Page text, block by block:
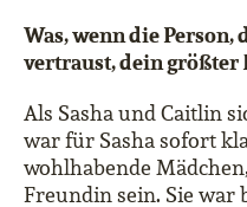
Was, wenn die Person,
vertraust, dein größter
Als Sasha und Caitlin
war für Sasha sofort
wohlhabende
Freundin sein. Sie war